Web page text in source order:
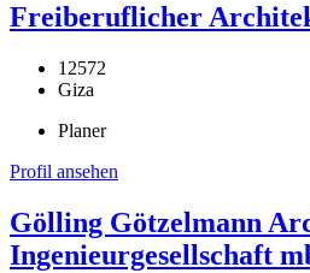
Freiberuflicher
12572
Giza
Planer
Profil ansehen
Gölling Götzelmann
Ingenieurgesellschaft